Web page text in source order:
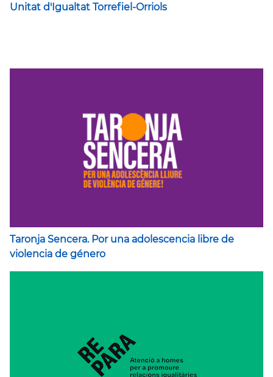
Unitat d'Igualtat Torrefiel-Orriols
Taronja Sencera. Por una adolescencia libre de
violencia de género